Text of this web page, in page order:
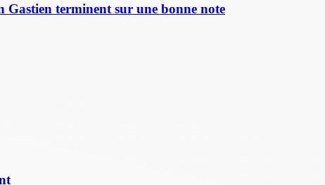
terminent sur une bonne note